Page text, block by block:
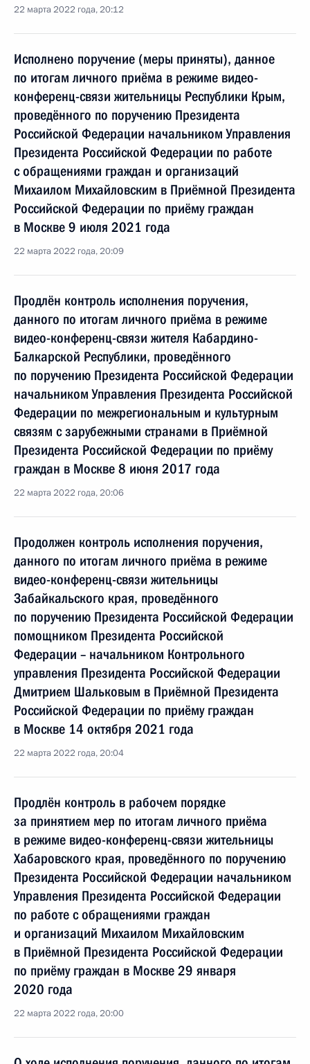
22 марта 2022 года, 20:12
Исполнено поручение (меры приняты), данное
по итогам личного приёма в режиме видео-
конференц-связи жительницы Республики Крым,
проведённого по поручению Президента
Российской Федерации начальником Управления
Президента Российской Федерации по работе
с обращениями граждан и организаций
Михаилом Михайловским в Приёмной Президента
Российской Федерации по приёму граждан
в Москве 9 июля 2021 года
22 марта 2022 года, 20:09
Продлён контроль исполнения поручения,
данного по итогам личного приёма в режиме
видео-конференц-связи жителя Кабардино-
Балкарской Республики, проведённого
по поручению Президента Российской Федерации
начальником Управления Президента Российской
Федерации по межрегиональным и культурным
связям с зарубежными странами в Приёмной
Президента Российской Федерации по приёму
граждан в Москве 8 июня 2017 года
22 марта 2022 года, 20:06
Продолжен контроль исполнения поручения,
данного по итогам личного приёма в режиме
видео-конференц-связи жительницы
Забайкальского края, проведённого
по поручению Президента Российской Федерации
помощником Президента Российской
Федерации – начальником Контрольного
управления Президента Российской Федерации
Дмитрием Шальковым в Приёмной Президента
Российской Федерации по приёму граждан
в Москве 14 октября 2021 года
22 марта 2022 года, 20:04
Продлён контроль в рабочем порядке
за принятием мер по итогам личного приёма
в режиме видео-конференц-связи жительницы
Хабаровского края, проведённого по поручению
Президента Российской Федерации начальником
Управления Президента Российской Федерации
по работе с обращениями граждан
и организаций Михаилом Михайловским
в Приёмной Президента Российской Федерации
по приёму граждан в Москве 29 января
2020 года
22 марта 2022 года, 20:00